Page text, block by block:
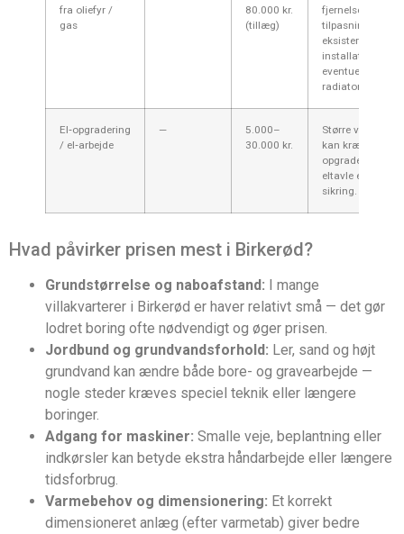
fra oliefyr /
gas
80.000 kr.
(tillæg)
fjernelse af tank,
tilpasning af
eksisterende
installation og
eventuel
El‑opgradering
/ el‑arbejde
—
5.000–
30.000 kr.
Større
kan kræve
opgradering af
eltavle eller
sikring.
Hvad påvirker prisen mest i Birkerød?
Grundstørrelse og naboafstand: I mange
villakvarterer i Birkerød er haver relativt små — det gør
lodret boring ofte nødvendigt og øger prisen.
Jordbund og grundvandsforhold: Ler, sand og højt
grundvand kan ændre både bore- og gravearbejde —
nogle steder kræves speciel teknik eller længere
boringer.
Adgang for maskiner: Smalle veje, beplantning eller
indkørsler kan betyde ekstra håndarbejde eller længere
tidsforbrug.
Varmebehov og dimensionering: Et korrekt
dimensioneret anlæg (efter varmetab) giver bedre